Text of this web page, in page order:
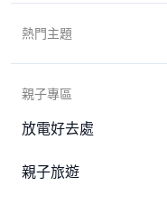
熱門主題
親子專區
放電好去處
親子旅遊